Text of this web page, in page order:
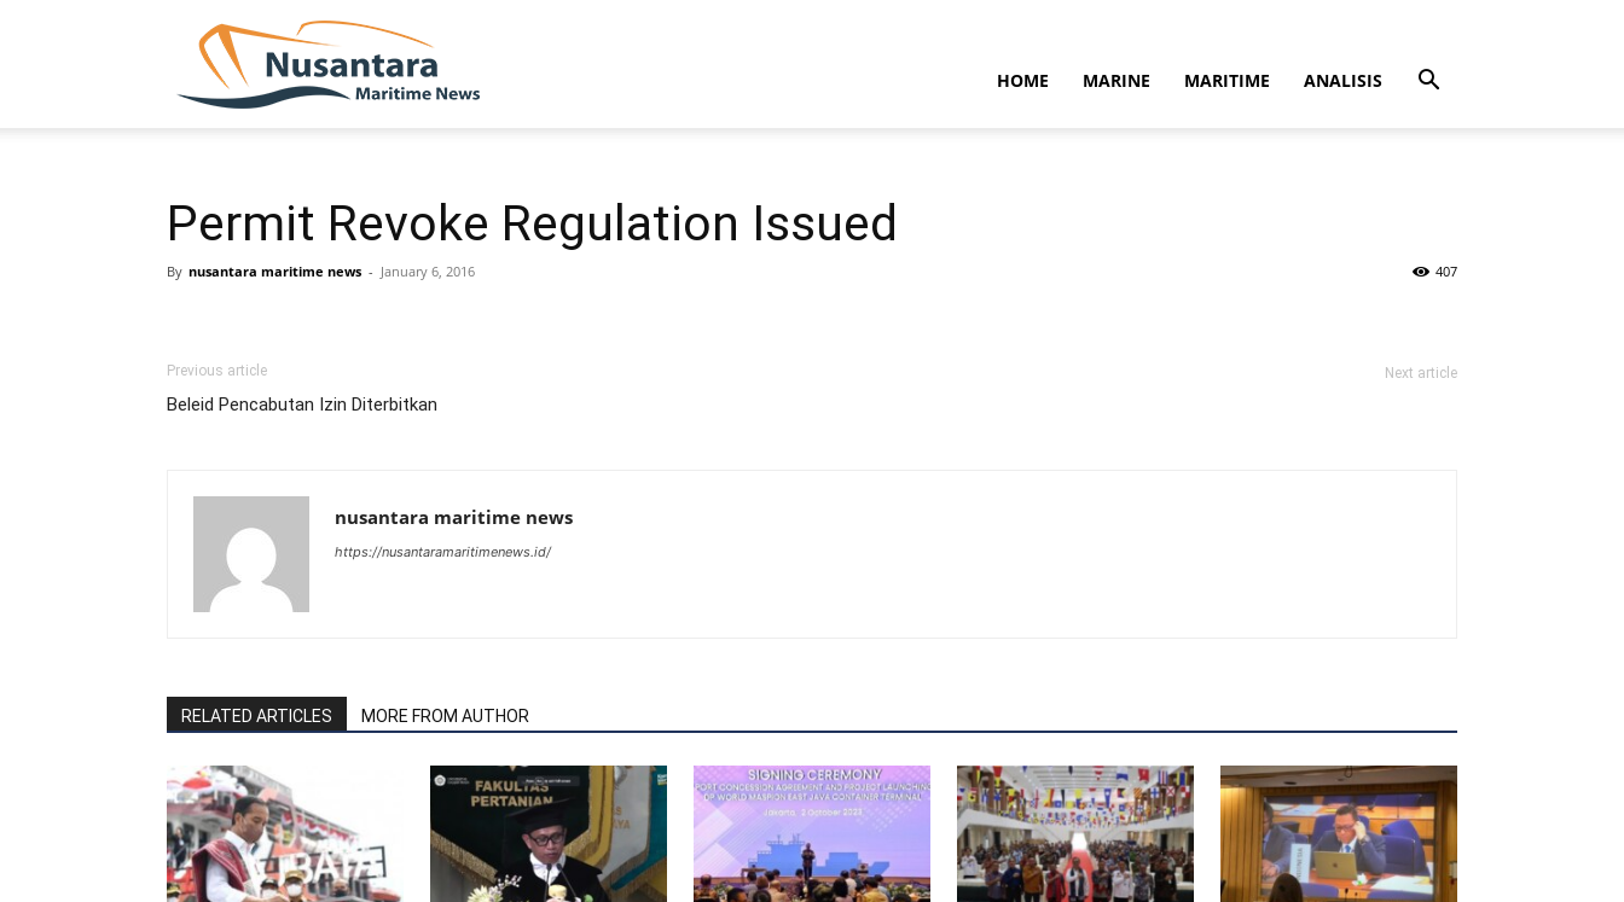
HOME MARINE MARITIME ANALISIS
Permit Revoke Regulation Issued
By nusantara maritime news - January 6, 2016 407
Previous article
Beleid Pencabutan Izin Diterbitkan
Next article
nusantara maritime news
https://nusantaramaritimenews.id/
RELATED ARTICLES MORE FROM AUTHOR